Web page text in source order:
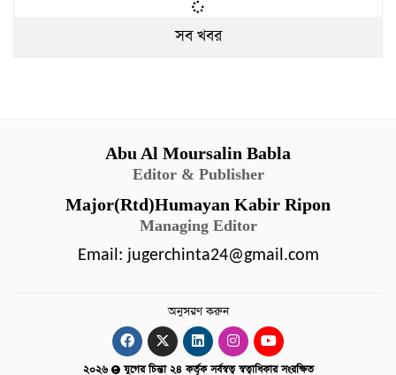
সব খবর
Abu Al Moursalin Babla
Editor & Publisher
Major(Rtd)Humayan Kabir Ripon
Managing Editor
Email: jugerchinta24@gmail.com
অনুসরণ করুন
২০২৬ যুগের চিন্তা ২৪ কর্তৃক সর্বস্বত্ব স্বত্বাধিকার সংরক্ষিত